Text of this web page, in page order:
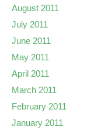
August 2011
July 2011
June 2011
May 2011
April 2011
March 2011
February 2011
January 2011